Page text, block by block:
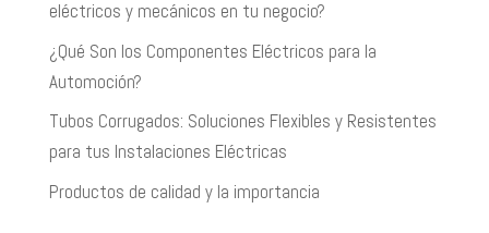
eléctricos y mecánicos en tu negocio?
¿Qué Son los Componentes Eléctricos para la
Automoción?
Tubos Corrugados: Soluciones Flexibles y Resistentes
para tus Instalaciones Eléctricas
Productos de calidad y la importancia